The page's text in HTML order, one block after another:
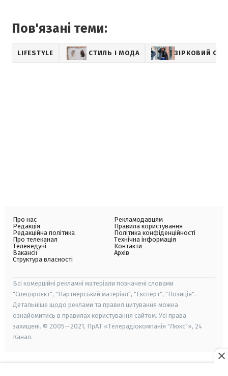
Пов'язані теми:
LIFESTYLE СТИЛЬ І МОДА ЗІРКОВИЙ
Про нас
Редакція
Редакційна політика
Про телеканал
Телеведучі
Вакансії
Структура власності
Рекламодавцям
Правила користування
Політика конфіденційності
Технічна інформація
Контакти
Архів
Всі комерційні рекламні матеріали позначені словами
"Спецпроєкт", "Партнерський матеріал", "Експерт", "Позиція".
Детальніше щодо реклами та правил цитування можна
ознайомитись в правилах користування сайтом. Усі права
захищені. © 2005—2021, ПрАТ «Телерадіокомпанія "Люкс"», 24
Канал.